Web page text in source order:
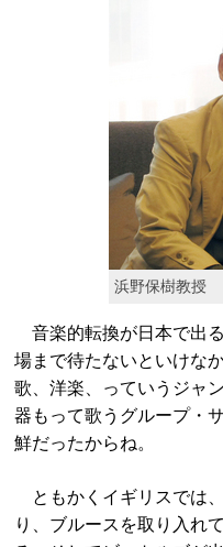
浜野保樹教授
音楽的転換が日本で出
場まで待たないといけな
歌、洋楽、っていうジャ
器もって歌うグループ・
鮮だったからね。
ともかくイギリスでは
り、ブルースを取り入れ